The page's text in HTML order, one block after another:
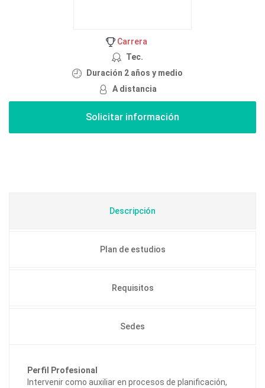
Carrera
Tec.
Duración 2 años y medio
A distancia
Descripción
Plan de estudios
Requisitos
Sedes
Perfil Profesional
Intervenir como auxiliar en procesos de planificación,